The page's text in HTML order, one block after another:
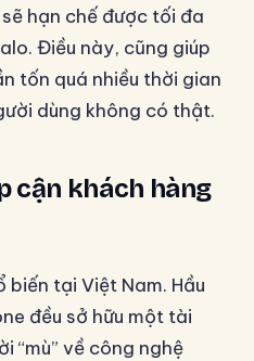
hạn chế được tối đa
Điều này, cũng giúp
tốn quá nhiều thời gian
dùng không có thật.
cận khách hàng
biến tại Việt Nam. Hầu
đều sở hữu một tài
“mù” về công nghệ